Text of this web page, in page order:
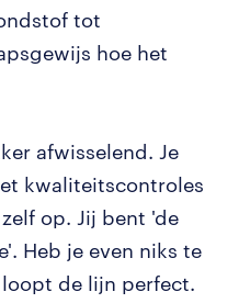
tot
hoe het
afwisselend. Je
kwaliteitscontroles
op. Jij bent 'de
Heb je even niks te
loopt de lijn perfect.